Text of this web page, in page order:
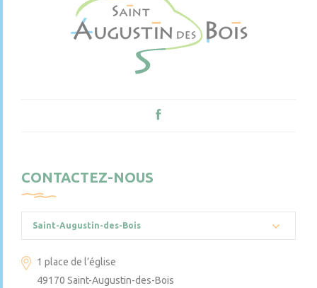
CONTACTEZ-NOUS
Saint-Augustin-des-Bois
1 place de l’église
49170 Saint-Augustin-des-Bois